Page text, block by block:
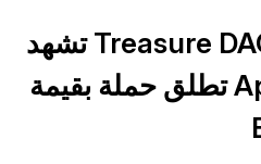
عملة الحوكمة لـ Treasure DAO تشهد
ارتفاعاً؛ وApeX Pro تطلق حملة بقيمة